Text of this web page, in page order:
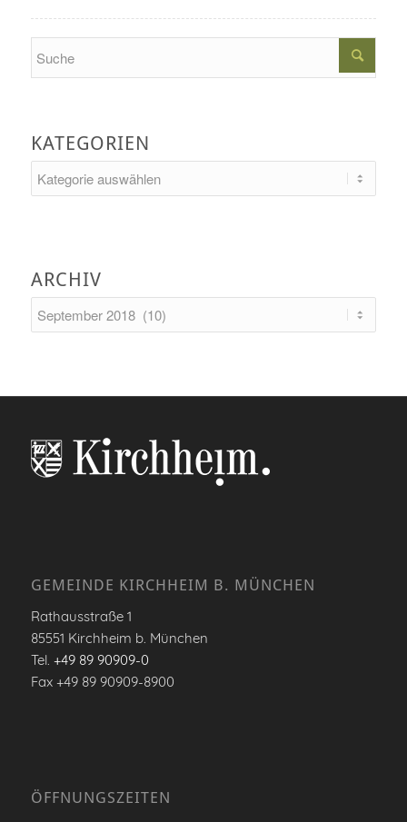
KATEGORIEN
ARCHIV
GEMEINDE KIRCHHEIM B. MÜNCHEN
Rathausstraße 1
85551 Kirchheim b. München
Tel. +49 89 90909-0
Fax +49 89 90909-8900
ÖFFNUNGSZEITEN